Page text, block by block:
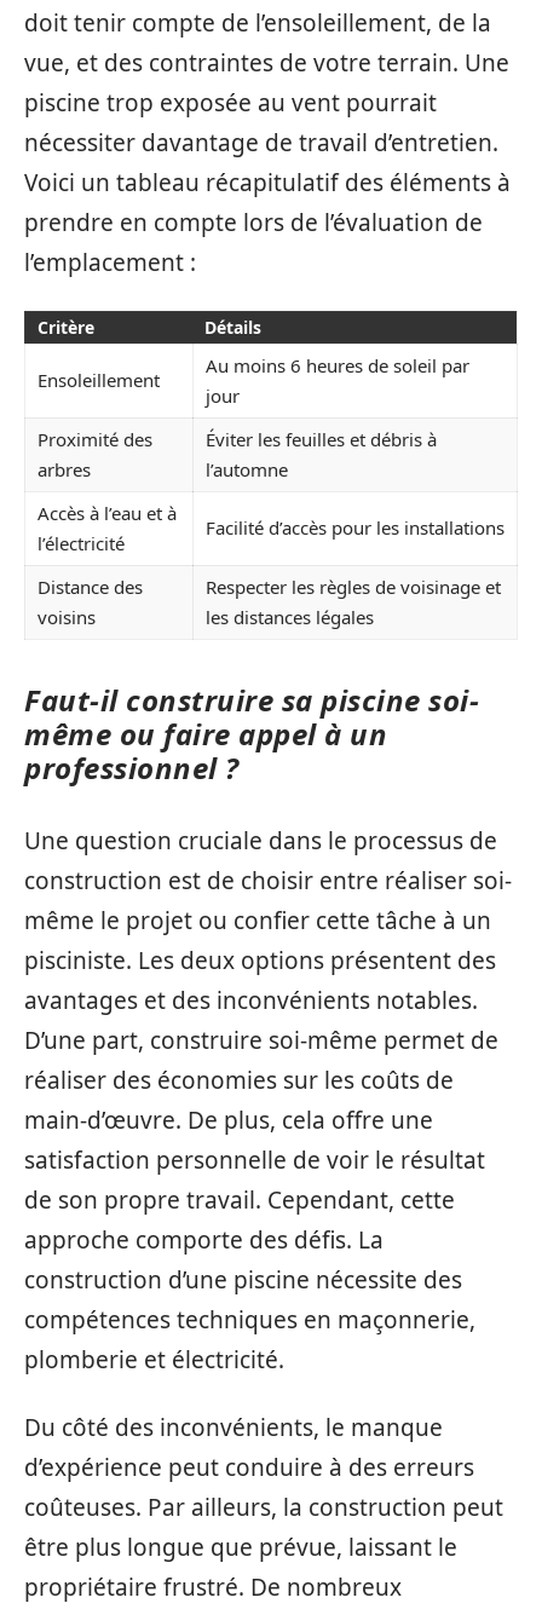
doit tenir compte de l’ensoleillement, de la
vue, et des contraintes de votre terrain. Une
piscine trop exposée au vent pourrait
nécessiter davantage de travail d’entretien.
Voici un tableau récapitulatif des éléments à
prendre en compte lors de l’évaluation de
l’emplacement :
Critère Détails
Ensoleillement
Au moins 6 heures de soleil par
jour
Proximité des
arbres
Éviter les feuilles et débris à
l’automne
Accès à l’eau et à
l’électricité
Facilité d’accès pour les installations
Distance des
voisins
Respecter les règles de voisinage et
les distances légales
Faut-il construire sa piscine soi-
même ou faire appel à un
professionnel ?
Une question cruciale dans le processus de
construction est de choisir entre réaliser soi-
même le projet ou confier cette tâche à un
pisciniste. Les deux options présentent des
avantages et des inconvénients notables.
D’une part, construire soi-même permet de
réaliser des économies sur les coûts de
main-d’œuvre. De plus, cela offre une
satisfaction personnelle de voir le résultat
de son propre travail. Cependant, cette
approche comporte des défis. La
construction d’une piscine nécessite des
compétences techniques en maçonnerie,
plomberie et électricité.
Du côté des inconvénients, le manque
d’expérience peut conduire à des erreurs
coûteuses. Par ailleurs, la construction peut
être plus longue que prévue, laissant le
propriétaire frustré. De nombreux